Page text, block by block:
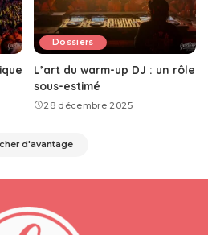
Dossiers
L’art du warm-up DJ : un rôle
sous-estimé
28 décembre 2025
d'avantage